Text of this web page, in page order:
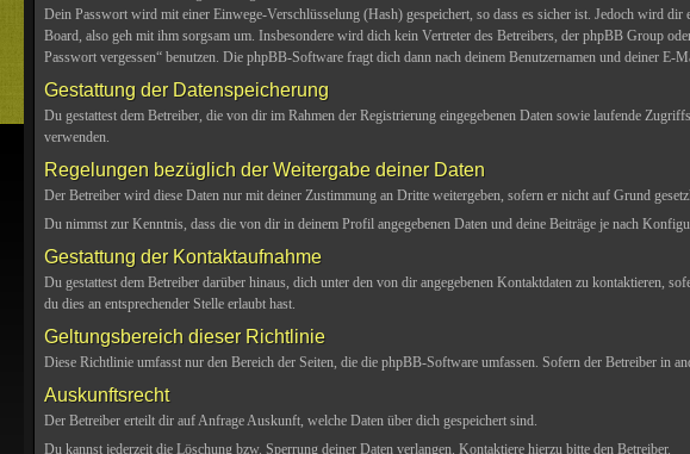
Dein Passwort wird mit einer Einwege-Verschlüsselung (Hash) gespeichert, so dass es sicher ist. Jedoch wird
Board, also geh mit ihm sorgsam um. Insbesondere wird dich kein Vertreter des Betreibers, der phpBB Group
Passwort vergessen“ benutzen. Die phpBB-Software fragt dich dann nach deinem Benutzernamen und deiner
Gestattung der Datenspeicherung
Du gestattest dem Betreiber, die von dir im Rahmen der Registrierung eingegebenen Daten sowie laufende
verwenden.
Regelungen bezüglich der Weitergabe deiner Daten
Der Betreiber wird diese Daten nur mit deiner Zustimmung an Dritte weitergeben, sofern er nicht auf Grund
Du nimmst zur Kenntnis, dass die von dir in deinem Profil angegebenen Daten und deine Beiträge je nach
Gestattung der Kontaktaufnahme
Du gestattest dem Betreiber darüber hinaus, dich unter den von dir angegebenen Kontaktdaten zu kontaktieren,
du dies an entsprechender Stelle erlaubt hast.
Geltungsbereich dieser Richtlinie
Diese Richtlinie umfasst nur den Bereich der Seiten, die die phpBB-Software umfassen. Sofern der Betreiber in
Auskunftsrecht
Der Betreiber erteilt dir auf Anfrage Auskunft, welche Daten über dich gespeichert sind.
Du kannst jederzeit die Löschung bzw. Sperrung deiner Daten verlangen. Kontaktiere hierzu bitte den Betreiber.